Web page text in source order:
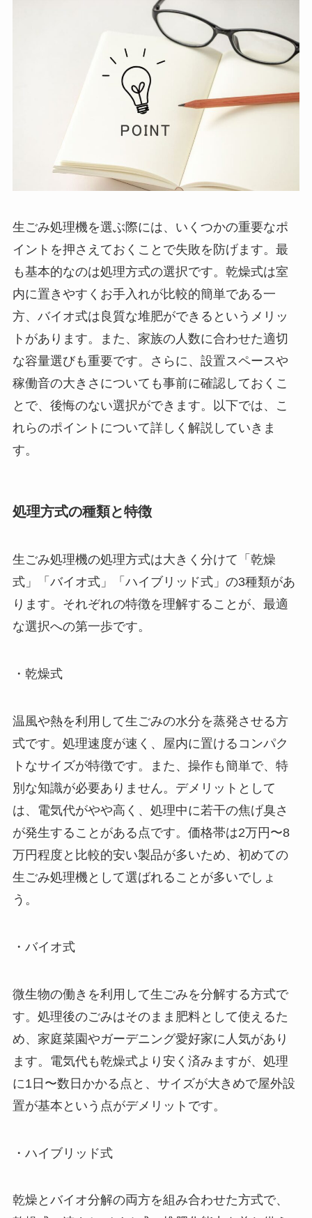
生ごみ処理機を選ぶ際には、いくつかの重要なポ
イントを押さえておくことで失敗を防げます。最
も基本的なのは処理方式の選択です。乾燥式は室
内に置きやすくお手入れが比較的簡単である一
方、バイオ式は良質な堆肥ができるというメリッ
トがあります。また、家族の人数に合わせた適切
な容量選びも重要です。さらに、設置スペースや
稼働音の大きさについても事前に確認しておくこ
とで、後悔のない選択ができます。以下では、こ
れらのポイントについて詳しく解説していきま
す。
処理方式の種類と特徴
生ごみ処理機の処理方式は大きく分けて「乾燥
式」「バイオ式」「ハイブリッド式」の3種類があ
ります。それぞれの特徴を理解することが、最適
な選択への第一歩です。
・乾燥式
温風や熱を利用して生ごみの水分を蒸発させる方
式です。処理速度が速く、屋内に置けるコンパク
トなサイズが特徴です。また、操作も簡単で、特
別な知識が必要ありません。デメリットとして
は、電気代がやや高く、処理中に若干の焦げ臭さ
が発生することがある点です。価格帯は2万円〜8
万円程度と比較的安い製品が多いため、初めての
生ごみ処理機として選ばれることが多いでしょ
う。
・バイオ式
微生物の働きを利用して生ごみを分解する方式で
す。処理後のごみはそのまま肥料として使えるた
め、家庭菜園やガーデニング愛好家に人気があり
ます。電気代も乾燥式より安く済みますが、処理
に1日〜数日かかる点と、サイズが大きめで屋外設
置が基本という点がデメリットです。
・ハイブリッド式
乾燥とバイオ分解の両方を組み合わせた方式で、